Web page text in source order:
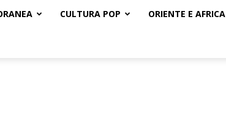
CULTURA POP ORIENTE E AFRICA